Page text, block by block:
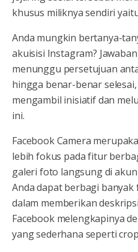
khusus miliknya sendiri
Anda mungkin bertanya-
akuisisi Instagram?
menunggu persetujuan
hingga benar-benar
mengambil inisiatif dan
ini.
Facebook Camera
lebih fokus pada fitur
galeri foto langsung di
Anda dapat berbagi
dalam memberikan
Facebook melengkapinya
yang sederhana seperti